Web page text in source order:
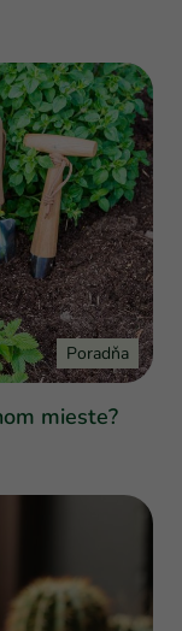
Poradňa
mieste?